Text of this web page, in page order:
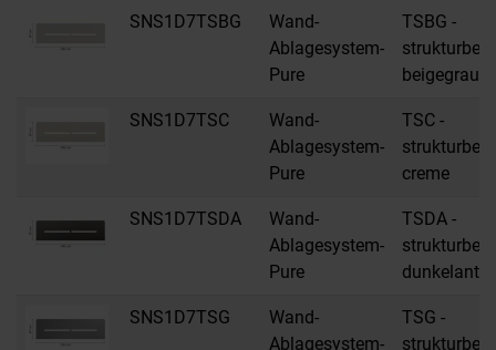
SNS1D7TSBG
Wand-
Ablagesystem-
Pure
TSBG -
beigegrau
SNS1D7TSC
Wand-
Ablagesystem-
Pure
TSC -
creme
SNS1D7TSDA
Wand-
Ablagesystem-
Pure
TSDA -
SNS1D7TSG
Wand-
Ablagesystem-
TSG -